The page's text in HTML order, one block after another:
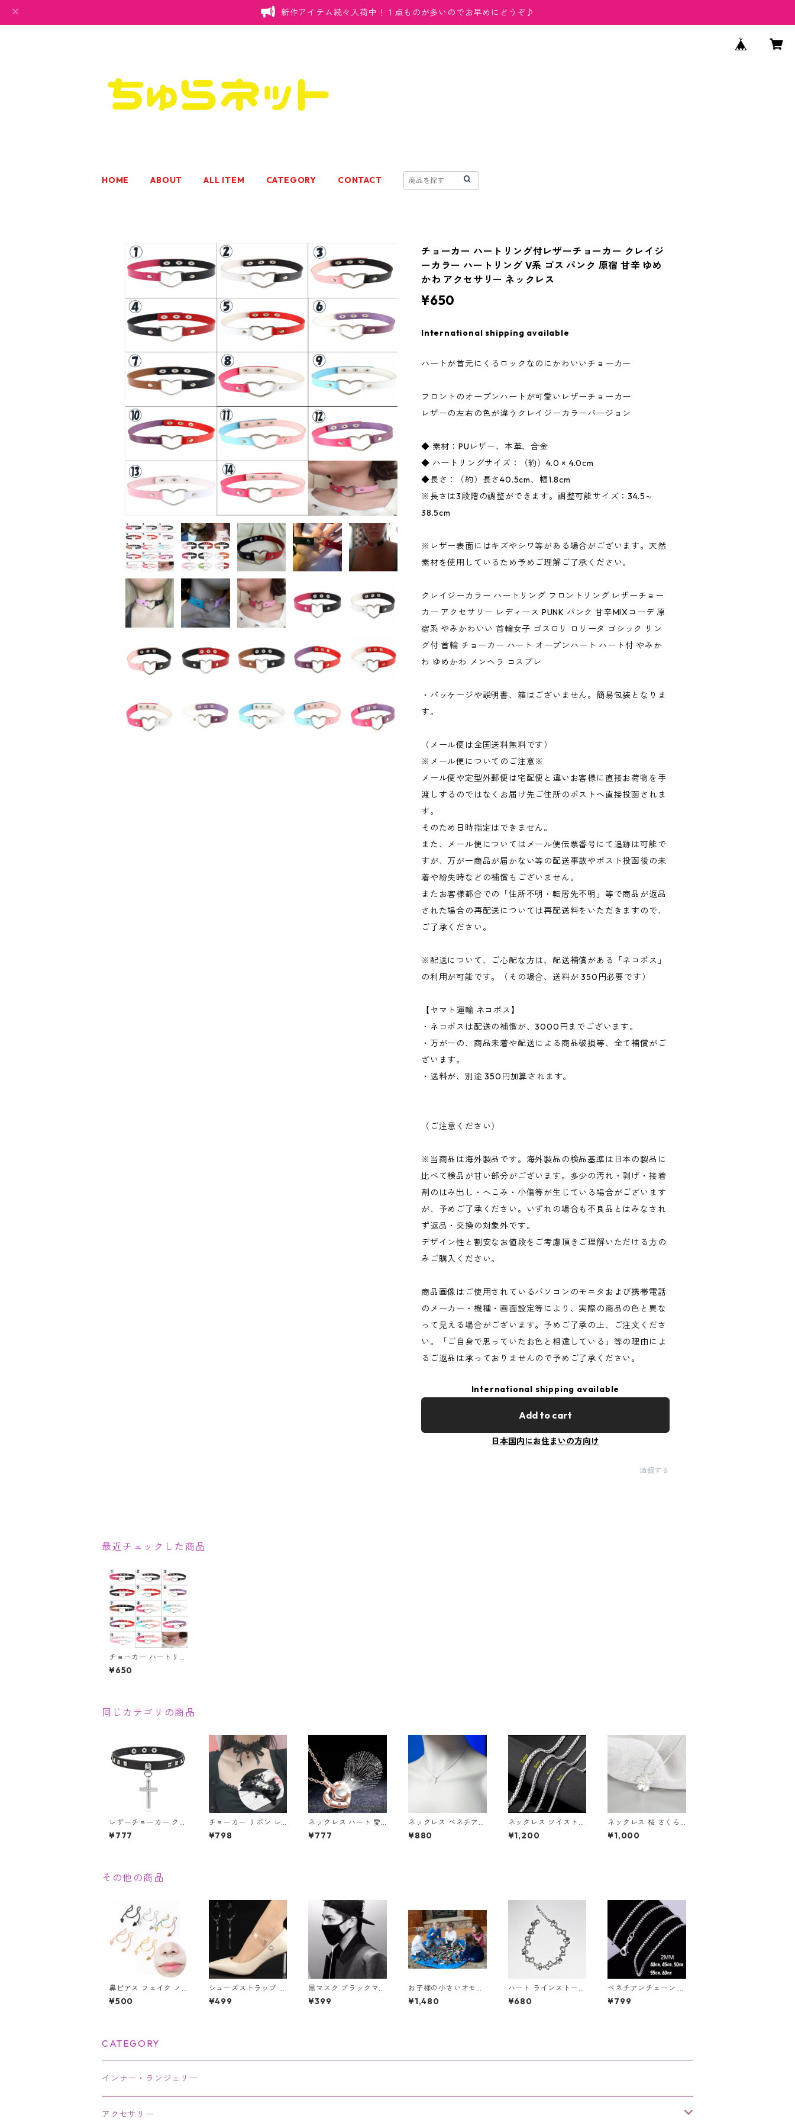
新作アイテム続々入荷中！１点ものが多いのでお早めにどうぞ♪
HOME ABOUT ALL ITEM CATEGORY CONTACT
チョーカー ハートリング付レザーチョーカー クレイジ
ーカラー ハートリング V系 ゴス パンク 原宿 甘辛 ゆめ
かわ アクセサリー ネックレス
¥650
International shipping available
ハートが首元にくるロックなのにかわいいチョーカー
フロントのオープンハートが可愛いレザーチョーカー
レザーの左右の色が違うクレイジーカラーバージョン
◆ 素材：PUレザー、本革、合金
◆ ハートリングサイズ：（約）4.0 × 4.0cm
◆長さ：（約）長さ40.5cm、幅1.8cm
※長さは3段階の調整ができます。調整可能サイズ：34.5～
38.5cm
※レザー表面にはキズやシワ等がある場合がございます。天然
素材を使用しているため予めご理解ご了承ください。
クレイジーカラー ハートリング フロントリング レザーチョー
カー アクセサリー レディース PUNK パンク 甘辛MIXコーデ 原
宿系 やみかわいい 首輪女子 ゴスロリ ロリータ ゴシック リン
グ付 首輪 チョーカー ハート オープンハート ハート付 やみか
わ ゆめかわ メンヘラ コスプレ
・パッケージや説明書、箱はございません。簡易包装となりま
す。
（メール便は全国送料無料です）
※メール便についてのご注意※
メール便や定型外郵便は宅配便と違いお客様に直接お荷物を手
渡しするのではなくお届け先ご住所のポストへ直接投函されま
す。
そのため日時指定はできません。
また、メール便についてはメール便伝票番号にて追跡は可能で
すが、万が一商品が届かない等の配送事故やポスト投函後の未
着や紛失時などの補償もございません。
またお客様都合での「住所不明・転居先不明」等で商品が返品
された場合の再配送については再配送料をいただきますので、
ご了承ください。
※配送について、ご心配な方は、配送補償がある「ネコポス」
の利用が可能です。（その場合、送料が 350円必要です）
【ヤマト運輸 ネコポス】
・ネコポスは配送の補償が、3000円までございます。
・万が一の、商品未着や配送による商品破損等、全て補償がご
ざいます。
・送料が、別途 350円加算されます。
（ご注意ください）
※当商品は海外製品です。海外製品の検品基準は日本の製品に
比べて検品が甘い部分がございます。多少の汚れ・剥げ・接着
剤のはみ出し・へこみ・小傷等が生じている場合がございます
が、予めご了承ください。いずれの場合も不良品とはみなされ
ず返品・交換の対象外です。
デザイン性と割安なお値段をご考慮頂きご理解いただける方の
みご購入ください。
商品画像はご使用されているパソコンのモニタおよび携帯電話
のメーカー・機種・画面設定等により、実際の商品の色と異な
って見える場合がございます。予めご了承の上、ご注文くださ
い。「ご自身で思っていたお色と相違している」等の理由によ
るご返品は承っておりませんので予めご了承ください。
International shipping available
Add to cart
日本国内にお住まいの方向け
通報する
最近チェックした商品
チョーカー ハートリン
グ付レザーチョーカー
クレイジーカラー ハー
クレス
¥650
同じカテゴリの商品
レザーチョーカー クロ
ス 十字架 チョーカー
ロザリオ スタッズ コ
¥777
チョーカー リボン レ
ース ブラック ストー
ン アクセサリー コス
¥798
ネックレス ハート 愛 1
00ヶ国言語の愛して
る ジルコニア シルバ
¥777
ネックレス ベネチアン
チェーン ミニマル バ
ーペンダント ラインス
¥880
ネックレス ツイスト
ウィートチェーン ロー
プ 編み込み シンプル
¥1,200
ネックレス 桜 さくら
春 ベネチアンチェーン
シルバー サクラ チェ
¥1,000
その他の商品
鼻ピアス フェイク ノ
ーズリング ボディピア
ス セプタム ステンレ
イク 鼻ピ アクセサリ
¥500
シューズストラップ シ
ューズバンド 透明 幅
広 パンプスバンド ク
¥499
黒マスク ブラックマス
ク 布マスク 洗える マ
スク お洒落 ファッシ
¥399
お子様の小さいオモチ
ャのお片付けのお悩み
解消！レゴマット収納
¥1,480
ハート ラインストーン
ビジュー キラキラ シ
ルバー 可愛い ブレス
¥680
ベネチアンチェーン シ
ルバー 925 ネックレス
2mm ユニセックス ア
¥799
CATEGORY
インナー・ランジェリー
アクセサリー